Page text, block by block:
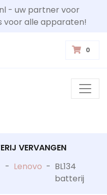
- uw partner voor
voor alle apparaten!
0
VERVANGEN
- Lenovo - BL134
batterij